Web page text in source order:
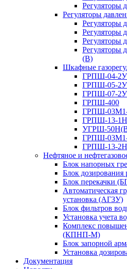
Регуляторы
Регуляторы
Регуляторы
Регуляторы
Регуляторы
Регуляторы
(В)
Шкафные
ГРПШ-04-
ГРПШ-05-
ГРПШ-07-
ГРПШ-400
ГРПШ-
ГРПШ-13-
УГРШ-
ГРПШ-
ГРПШ-13-
Нефтяное и
Блок напорных
Блок дозирования
Блок перекачки
Автоматическая
установка (АГЗУ)
Блок фильтров
Установка учета
Комплекс
(КПНП-М)
Блок запорной
Установка
Документация